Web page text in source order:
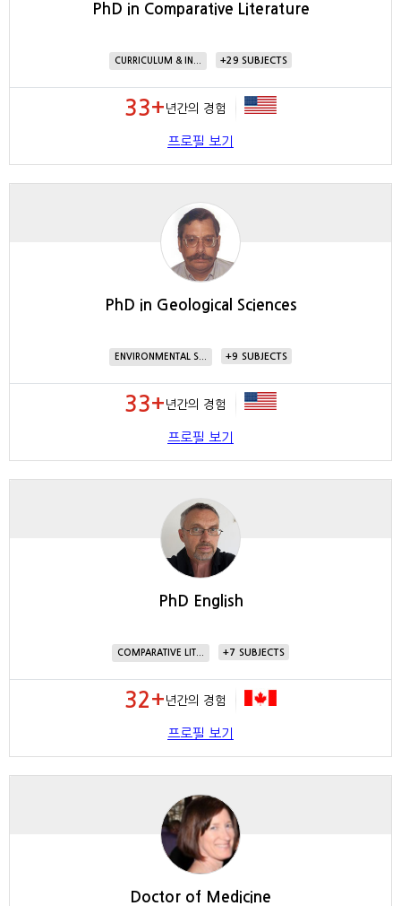
PhD in Comparative Literature
CURRICULUM & IN... 29
33+ 년간의 경험
프로필 보기
PhD in Geological Sciences
ENVIRONMENTAL S... 9
33+ 년간의 경험
프로필 보기
PhD English
COMPARATIVE LIT... 7
32+ 년간의 경험
프로필 보기
Doctor of Medicine